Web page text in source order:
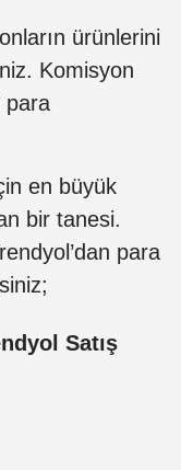
ürünlerini
Komisyon
para
en büyük
bir tanesi.
para
Satış